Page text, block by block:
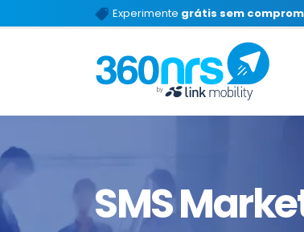
Experimente grátis sem
SMS